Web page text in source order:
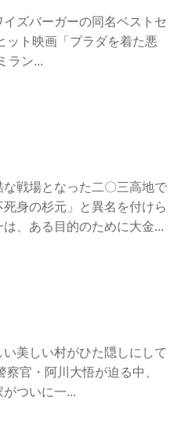
ズバーガーの同名ベストセ
ット映画「プラダを着た悪
ラン...
戦場となった二〇三高地で
身の杉元」と異名を付けら
、ある目的のために大金...
美しい村がひた隠しにして
官・阿川大悟が迫る中、
ついに一...